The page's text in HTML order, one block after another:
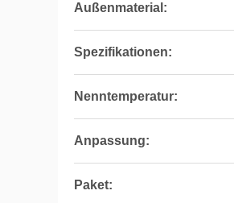
Außenmaterial:
Spezifikationen:
Nenntemperatur:
Anpassung:
Paket: